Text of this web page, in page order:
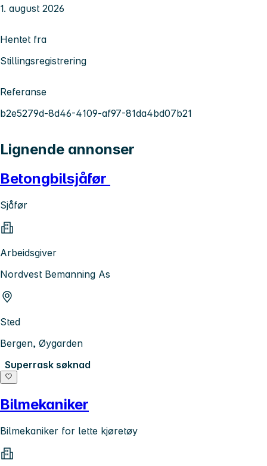
1. august 2026
Hentet fra
Stillingsregistrering
Referanse
b2e5279d-8d46-4109-af97-81da4bd07b21
Lignende annonser
Betongbilsjåfør
Sjåfør
Arbeidsgiver
Nordvest Bemanning As
Sted
Bergen, Øygarden
Superrask søknad
Bilmekaniker
Bilmekaniker for lette kjøretøy